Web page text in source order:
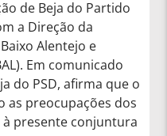
de Beja do Partido
a Direção da
Alentejo e
Em comunicado
do PSD, afirma que o
as preocupações dos
presente conjuntura